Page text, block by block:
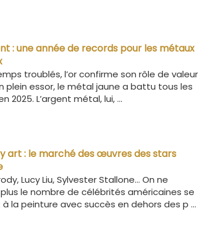
: une année de records pour les métaux
troublés, l’or confirme son rôle de valeur
plein essor, le métal jaune a battu tous les
2025. L’argent métal, lui, ...
art : le marché des œuvres des stars
Lucy Liu, Sylvester Stallone… On ne
le nombre de célébrités américaines se
la peinture avec succès en dehors des p ...